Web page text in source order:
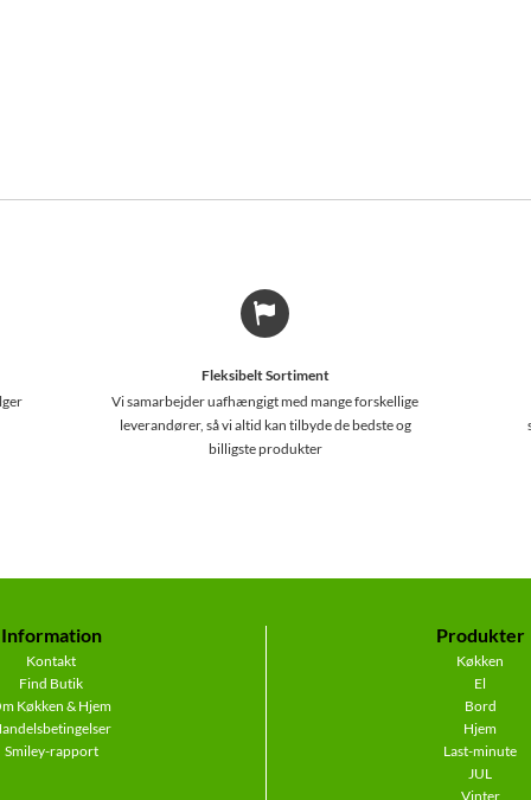
Fleksibelt Sortiment
Vi samarbejder uafhængigt med mange forskellige
leverandører, så vi altid kan tilbyde de bedste og
billigste produkter
Information
Kontakt
Find Butik
Køkken & Hjem
Smiley-rapport
Produkter
Køkken
El
Bord
Hjem
Last-minute
JUL
Vinter